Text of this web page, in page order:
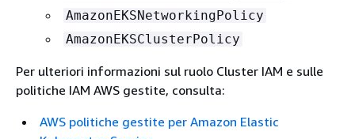
AmazonEKSNetworkingPolicy
AmazonEKSClusterPolicy
Per ulteriori informazioni sul ruolo Cluster IAM e sulle
politiche IAM AWS gestite, consulta:
AWS politiche gestite per Amazon Elastic